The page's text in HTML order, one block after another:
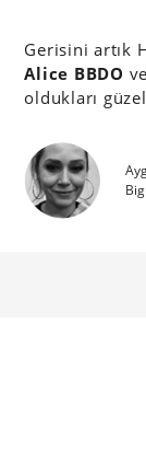
Gerisini artık
Alice BBDO ve
oldukları